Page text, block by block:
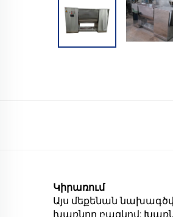
Կիրառում
Այս մեքենան
խառնող բազկով: